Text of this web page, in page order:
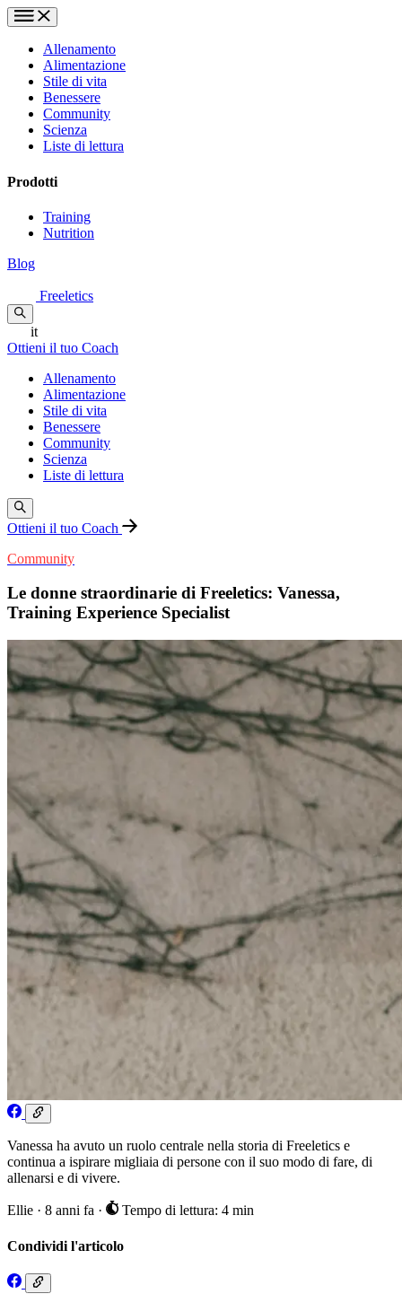
Allenamento
Alimentazione
Stile di vita
Benessere
Community
Scienza
Liste di lettura
Prodotti
Training
Nutrition
Blog
Freeletics
it
Ottieni il tuo Coach
Allenamento
Alimentazione
Stile di vita
Benessere
Community
Scienza
Liste di lettura
Ottieni il tuo Coach
Community
Le donne straordinarie di Freeletics: Vanessa,
Training Experience Specialist
Vanessa ha avuto un ruolo centrale nella storia di Freeletics e
continua a ispirare migliaia di persone con il suo modo di fare, di
allenarsi e di vivere.
Ellie · 8 anni fa · Tempo di lettura: 4 min
Condividi l'articolo